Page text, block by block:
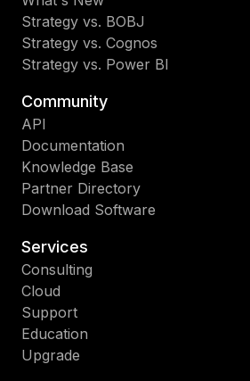
Strategy vs. BOBJ
Strategy vs. Cognos
Strategy vs. Power BI
Community
API
Documentation
Knowledge Base
Partner Directory
Download Software
Services
Consulting
Cloud
Support
Education
Upgrade